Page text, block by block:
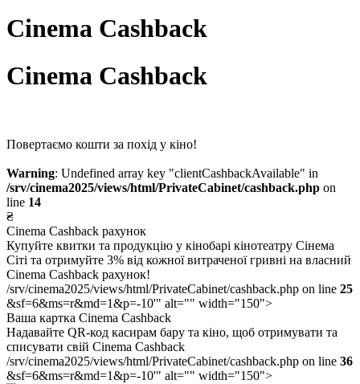
Cinema Cashback
Cinema Cashback
Повертаємо кошти за похід у кіно!
Warning: Undefined array key "clientCashbackAvailable" in
/srv/cinema2025/views/html/PrivateCabinet/cashback.php on
line 14
₴
Cinema Cashback рахунок
Купуйте квитки та продукцію у кінобарі кінотеатру Сінема
Сіті та отримуйте 3% від кожної витраченої гривні на власний
Cinema Cashback рахунок!
/srv/cinema2025/views/html/PrivateCabinet/cashback.php on line 25
&sf=6&ms=r&md=1&p=-10'" alt="" width="150">
Ваша картка Cinema Cashback
Надавайте QR-код касирам бару та кіно, щоб отримувати та
списувати свій Cinema Cashback
/srv/cinema2025/views/html/PrivateCabinet/cashback.php on line 36
&sf=6&ms=r&md=1&p=-10'" alt="" width="150">